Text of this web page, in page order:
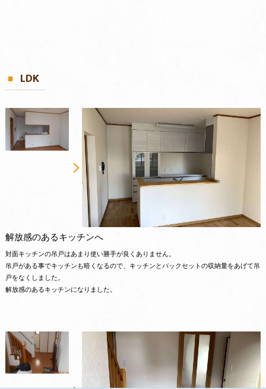
LDK
解放感のあるキッチンへ
対面キッチンの吊戸はあまり使い勝手が良くありません。
吊戸がある事でキッチンも暗くなるので、キッチンとバックセットの収納量をあげて吊
戸をなくしました。
解放感のあるキッチンになりました。